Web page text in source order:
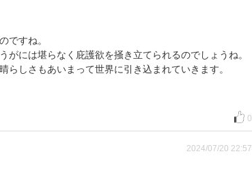
ですね。
には堪らなく庇護欲を掻き立てられるのでしょうね。
しさもあいまって世界に引き込まれていきます。
0
2024/07/20 22:57